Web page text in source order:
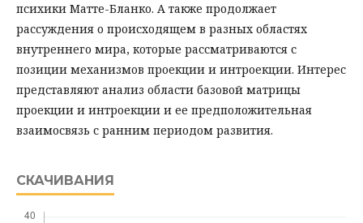
психики Матте-Бланко. А также продолжает
рассуждения о происходящем в разных областях
внутреннего мира, которые рассматриваются с
позиции механизмов проекции и интроекции. Интерес
представляют анализ области базовой матрицы
проекции и интроекции и ее предположительная
взаимосвязь с ранним периодом развития.
СКАЧИВАНИЯ